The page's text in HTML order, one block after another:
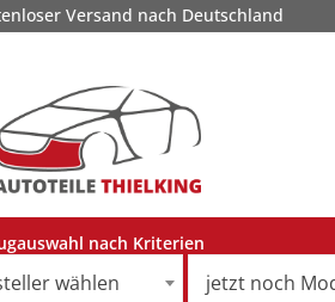
Versand nach Deutschland
nach Kriterien
wählen